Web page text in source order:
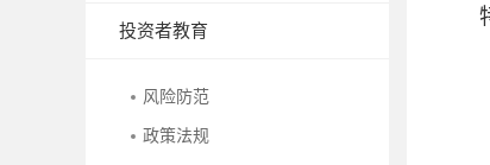
投资者教育
风险防范
政策法规